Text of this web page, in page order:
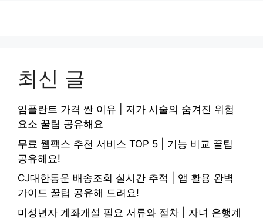
최신 글
임플란트 가격 싼 이유 | 저가 시술의 숨겨진 위험
요소 꿀팁 공유해요
무료 웹팩스 추천 서비스 TOP 5 | 기능 비교 꿀팁
공유해요!
CJ대한통운 배송조회 실시간 추적 | 앱 활용 완벽
가이드 꿀팁 공유해 드려요!
미성년자 계좌개설 필요 서류와 절차 | 자녀 은행계